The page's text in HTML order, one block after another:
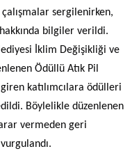
sergilenirken,
hakkında bilgiler verildi.
İklim Değişikliği ve
Ödüllü Atık Pil
katılımcılara ödülleri
Böylelikle düzenlenen
vermeden geri